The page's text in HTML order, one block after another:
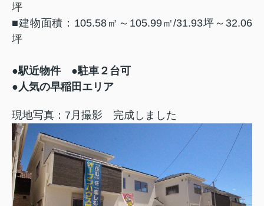
坪
■建物面積：105.58㎡～105.99㎡/31.93坪～32.06
坪
●駅近物件 ●駐車２台可
●人気の早稲田エリア
現地写真：7月撮影 完成しました